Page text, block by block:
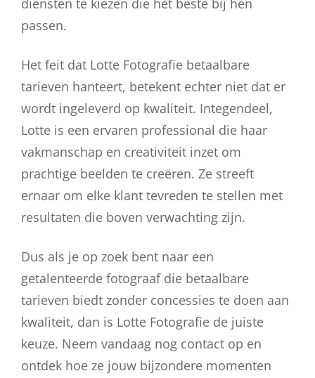
diensten te kiezen die het beste bij hen
passen.
Het feit dat Lotte Fotografie betaalbare
tarieven hanteert, betekent echter niet dat er
wordt ingeleverd op kwaliteit. Integendeel,
Lotte is een ervaren professional die haar
vakmanschap en creativiteit inzet om
prachtige beelden te creëren. Ze streeft
ernaar om elke klant tevreden te stellen met
resultaten die boven verwachting zijn.
Dus als je op zoek bent naar een
getalenteerde fotograaf die betaalbare
tarieven biedt zonder concessies te doen aan
kwaliteit, dan is Lotte Fotografie de juiste
keuze. Neem vandaag nog contact op en
ontdek hoe ze jouw bijzondere momenten